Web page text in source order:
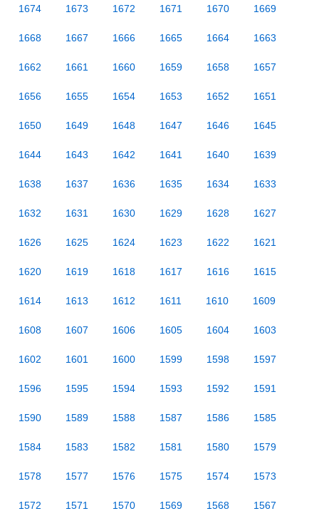
1674 1673 1672 1671 1670 1669
1668 1667 1666 1665 1664 1663
1662 1661 1660 1659 1658 1657
1656 1655 1654 1653 1652 1651
1650 1649 1648 1647 1646 1645
1644 1643 1642 1641 1640 1639
1638 1637 1636 1635 1634 1633
1632 1631 1630 1629 1628 1627
1626 1625 1624 1623 1622 1621
1620 1619 1618 1617 1616 1615
1614 1613 1612 1611 1610 1609
1608 1607 1606 1605 1604 1603
1602 1601 1600 1599 1598 1597
1596 1595 1594 1593 1592 1591
1590 1589 1588 1587 1586 1585
1584 1583 1582 1581 1580 1579
1578 1577 1576 1575 1574 1573
1572 1571 1570 1569 1568 1567